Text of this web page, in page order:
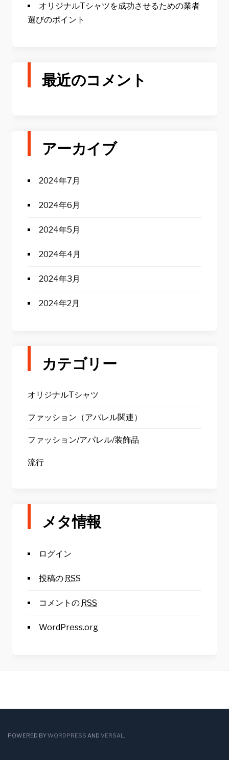
オリジナルTシャツを成功させるための業者
選びのポイント
最近のコメント
アーカイブ
2024年7月
2024年6月
2024年5月
2024年4月
2024年3月
2024年2月
カテゴリー
オリジナルTシャツ
ファッション（アパレル関連）
ファッション/アパレル/装飾品
流行
メタ情報
ログイン
投稿の RSS
コメントの RSS
WordPress.org
POWERED BYWORDPRESS AND VERSAL